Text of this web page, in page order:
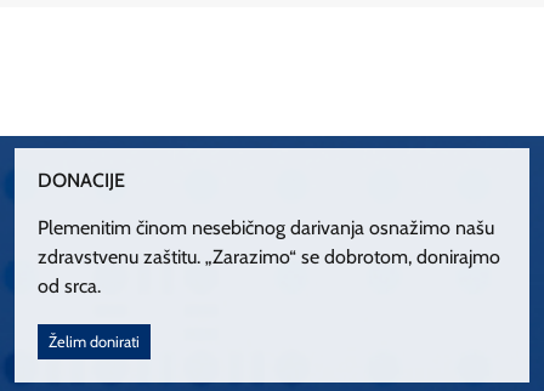
DONACIJE
Plemenitim činom nesebičnog darivanja osnažimo našu
zdravstvenu zaštitu. „Zarazimo“ se dobrotom, donirajmo
od srca.
Želim donirati